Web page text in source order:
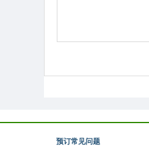
预订常见问题